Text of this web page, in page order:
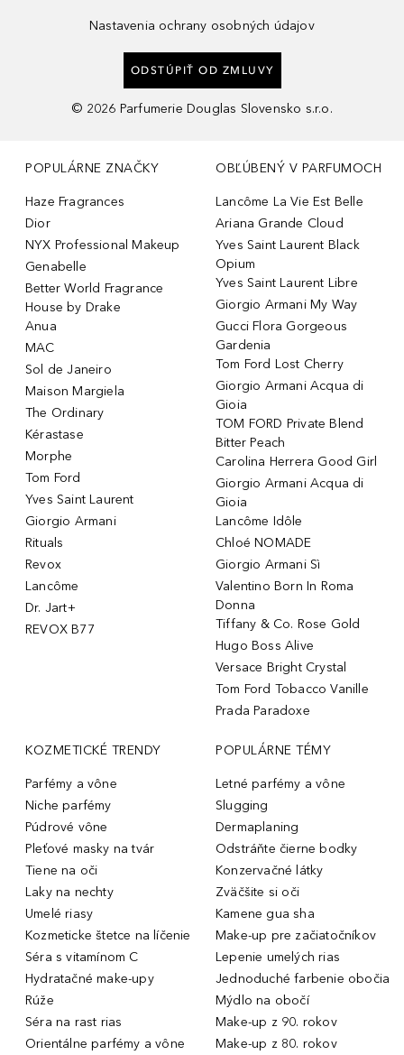
Nastavenia ochrany osobných údajov
ODSTÚPIŤ OD ZMLUVY
© 2026 Parfumerie Douglas Slovensko s.r.o.
POPULÁRNE ZNAČKY
Haze Fragrances
Dior
NYX Professional Makeup
Genabelle
Better World Fragrance
House by Drake
Anua
MAC
Sol de Janeiro
Maison Margiela
The Ordinary
Kérastase
Morphe
Tom Ford
Yves Saint Laurent
Giorgio Armani
Rituals
Revox
Lancôme
Dr. Jart+
REVOX B77
OBĽÚBENÝ V PARFUMOCH
Lancôme La Vie Est Belle
Ariana Grande Cloud
Yves Saint Laurent Black
Opium
Yves Saint Laurent Libre
Giorgio Armani My Way
Gucci Flora Gorgeous
Gardenia
Tom Ford Lost Cherry
Giorgio Armani Acqua di
Gioia
TOM FORD Private Blend
Bitter Peach
Carolina Herrera Good Girl
Giorgio Armani Acqua di
Gioia
Lancôme Idôle
Chloé NOMADE
Giorgio Armani Sì
Valentino Born In Roma
Donna
Tiffany & Co. Rose Gold
Hugo Boss Alive
Versace Bright Crystal
Tom Ford Tobacco Vanille
Prada Paradoxe
KOZMETICKÉ TRENDY
Parfémy a vône
Niche parfémy
Púdrové vône
Pleťové masky na tvár
Tiene na oči
Laky na nechty
Umelé riasy
Kozmeticke štetce na líčenie
Séra s vitamínom C
Hydratačné make-upy
Rúže
Séra na rast rias
Orientálne parfémy a vône
POPULÁRNE TÉMY
Letné parfémy a vône
Slugging
Dermaplaning
Odstráňte čierne bodky
Konzervačné látky
Zväčšite si oči
Kamene gua sha
Make-up pre začiatočníkov
Lepenie umelých rias
Jednoduché farbenie obočia
Mýdlo na obočí
Make-up z 90. rokov
Make-up z 80. rokov